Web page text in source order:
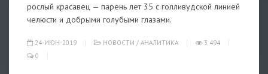
рослый красавец — парень лет 35 с голливудской линией
челюсти и добрыми голубыми глазами.
24-ИЮН-2019 НОВОСТИ / АНАЛИТИКА
3 494
0